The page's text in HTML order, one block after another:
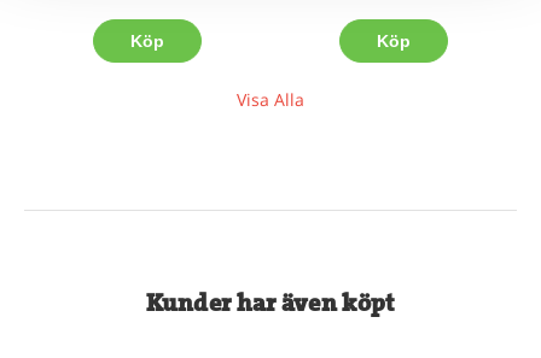
Köp Köp
Visa Alla
Kunder har även köpt